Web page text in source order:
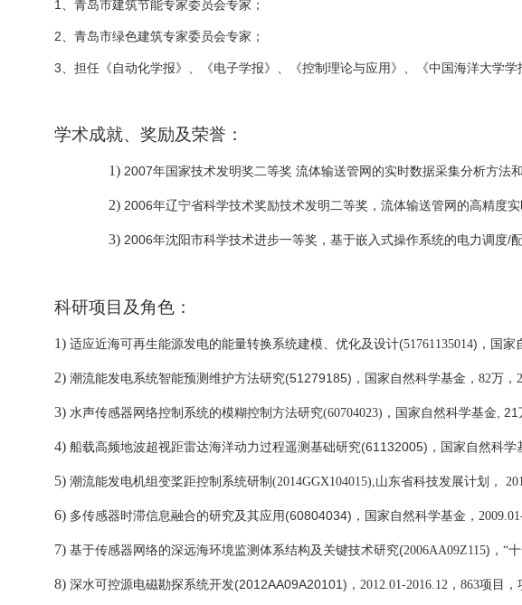
1 、青岛市建筑节能专家委员会专家；
2、青岛市绿色建筑专家委员会专家；
3、担任《自动化学报》、《电子学报》、《控制理论与应用》、《中国海洋大学学
学术成就、奖励及荣誉：
1) 2007年国家技术发明奖二等奖 流体输送管网的实时数据采集分析方法
2) 2006年辽宁省科学技术奖励技术发明二等奖， 流体输送管网的高精度
3) 2006年沈阳市科学技术进步一等奖， 基于嵌入式操作系统的电力调度/
科研项目及角色：
1) 适应近海可再生能源发电的能量转换系统建模、优化及设计(51761135014) ，国家
2) 潮流能发电系统智能预测维护方法研究(51279185) ，国家自然科学基金， 82万，
3) 水声传感器网络控制系统的模糊控制方法研究(60704023) ，国家自然科学基金 , 21
4) 船载高频地波超视距雷达海洋动力过程遥测基础研究(61132005) ，国家自然科学
5) 潮流能发电机组变桨距控制系统研制 (2014GGX104015),山东省科技发展计划，
6) 多传感器时滞信息融合的研究及其应用 (60804034) ，国家自然科学基金，
7) 基于传感器网络的深远海环境监测体系结构及关键技术研究(2006AA09Z115) ，“
8) 深水可控源电磁勘探系统开发(2012AA09A20101) ， 2012.01-2016.12 ， 863项目，